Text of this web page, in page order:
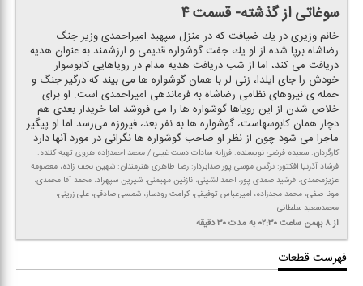
سوغاتی از گذشته- قسمت ۴
خانم وزیری در یك ضیافت كه در منزل سپهبد امیراحمدی وزیر جنگ
رضاشاه برپا شده از او یك جفت گوشواره قدیمی و ارزشمند به عنوان هدیه
دریافت می كند، اما از شب دریافت هدیه مدام در رویاهایی كابوسوار
خودش را جای ایلدا، زنی لر با همان گوشواره ها می بیند كه درگیر جنگ و
حمله ی نیروهای نظامی رضاشاه به فرماندهی امیراحمدی است. او برای
خلاص شدن از این رویاها گوشواره ها را می فروشد اما خریدار بعدی هم
دچار همان كابوسهاست، گوشواره ها به نفر بعد، فیروزه می‌رسد اما او پیگیر
ماجرا می شود چون از نظر او صاحب گوشواره ها نگرانی در مورد آنها دارد
كارگردان: سعیده فرضی نویسنده: فرزانه سادات دست غیبی / محمد احمدزاده هروی تهیه كننده:
فرشاد آذرنیا افكتور: نرگس موسی پور صدابردار: رضا طاهری هنرمندان: شهین نجف زاده، معصومه
عزیزمحمدی، فرشید صمدی پور، احمد لشینی، نازنین مهیمنی، شیرین سپهراد، محمد آقا محمدی،
مونا صفی، محمد مجدزاده، امیرعباس توفیقی، كرامت رودساز، شمسی صادقی، علی زرینی،
محمدسعید سلطانی
از ۸ بهمن ساعت ۰۲:۳۰ به مدت ۳۰ دقیقه
فهرست قطعات